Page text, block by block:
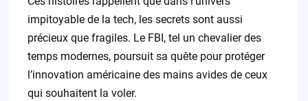
impitoyable de la tech, les secrets sont aussi
précieux que fragiles. Le FBI, tel un chevalier des
temps modernes, poursuit sa quête pour protéger
l’innovation américaine des mains avides de ceux
qui souhaitent la voler.